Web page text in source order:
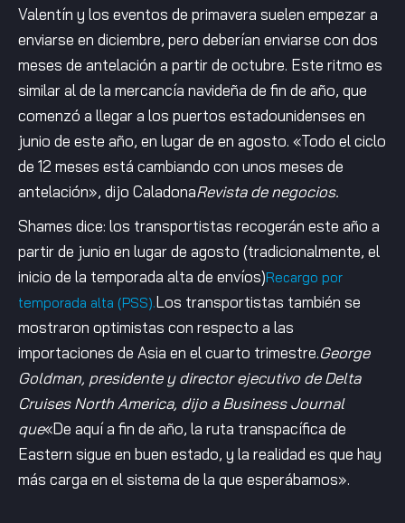
Valentín y los eventos de primavera suelen empezar a
enviarse en diciembre, pero deberían enviarse con dos
meses de antelación a partir de octubre. Este ritmo es
similar al de la mercancía navideña de fin de año, que
comenzó a llegar a los puertos estadounidenses en
junio de este año, en lugar de en agosto. «Todo el ciclo
de 12 meses está cambiando con unos meses de
antelación», dijo CaladonaRevista de negocios.
Shames dice: los transportistas recogerán este año a
partir de junio en lugar de agosto (tradicionalmente, el
inicio de la temporada alta de envíos)Recargo por
temporada alta (PSS).Los transportistas también se
mostraron optimistas con respecto a las
importaciones de Asia en el cuarto trimestre.George
Goldman, presidente y director ejecutivo de Delta
Cruises North America, dijo a Business Journal
que«De aquí a fin de año, la ruta transpacífica de
Eastern sigue en buen estado, y la realidad es que hay
más carga en el sistema de la que esperábamos».